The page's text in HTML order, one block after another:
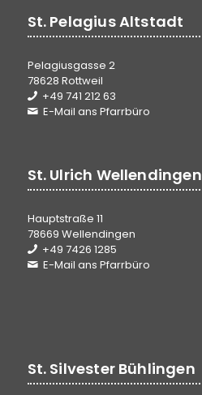
St. Pelagius Altstadt
Pelagiusgasse 2
78628 Rottweil
+49 741 212 63
E-Mail ans Pfarrbüro
St. Ulrich Wellendingen
Hauptstraße 11
78669 Wellendingen
+49 7426 1285
E-Mail ans Pfarrbüro
St. Silvester Bühlingen